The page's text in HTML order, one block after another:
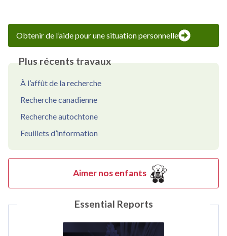
Obtenir de l’aide pour une situation personnelle
Plus récents travaux
À l’affût de la recherche
Recherche canadienne
Recherche autochtone
Feuillets d’information
Aimer nos enfants
Essential Reports